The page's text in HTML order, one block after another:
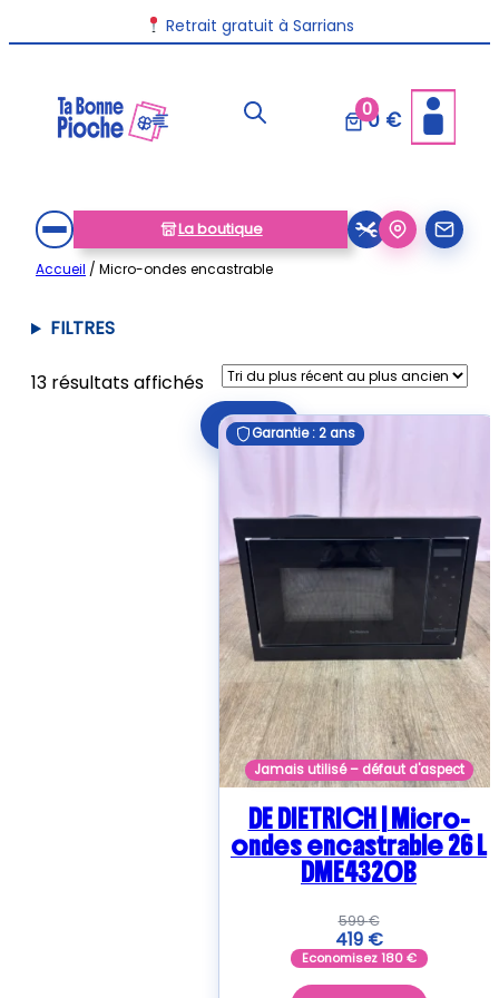
au
Retrait gratuit à Sarrians
00 €
La boutique
Accueil / Micro-ondes encastrable
FILTRES
13 résultats affichésTrié
du
plus
plus
ancien
Filtrer
Garantie : 2 ans
Jamais utilisé – défaut d'aspect
Garantie : 2 ans
DE DIETRICH | Micro-
ondes encastrable 26 L
DME4320B
599€
419 €
Economisez180€